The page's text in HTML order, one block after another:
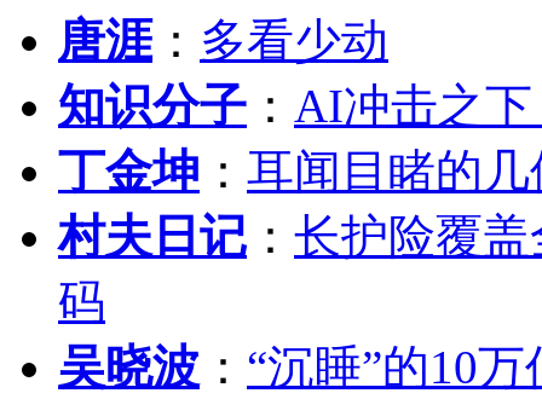
唐涯： 多看少动
知识分子 ： AI冲击之
丁金坤 ： 耳闻目睹的
村夫日记 ： 长护险覆
码
吴晓波 ： “沉睡”的10